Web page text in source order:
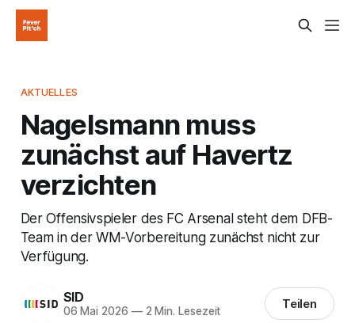
AKTUELLES
Nagelsmann muss
zunächst auf Havertz
verzichten
Der Offensivspieler des FC Arsenal steht dem DFB-
Team in der WM-Vorbereitung zunächst nicht zur
Verfügung.
SID
06 Mai 2026 —2 Min. Lesezeit Teilen